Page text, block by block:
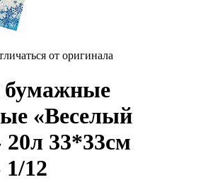
от оригинала
бумажные
«Веселый
33*33см
1/12